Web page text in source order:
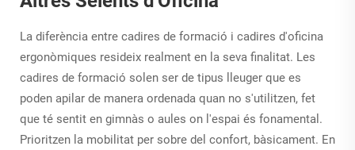
La diferència entre cadires de formació i cadires d'oficina
ergonòmiques resideix realment en la seva finalitat. Les
cadires de formació solen ser de tipus lleuger que es
poden apilar de manera ordenada quan no s'utilitzen, fet
que té sentit en gimnàs o aules on l'espai és fonamental.
Prioritzen la mobilitat per sobre del confort, bàsicament. En